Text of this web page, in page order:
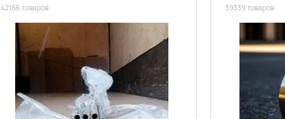
42166 товаров 39339 товаров